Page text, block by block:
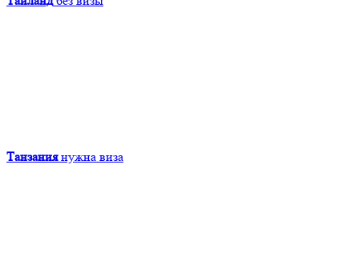
Танзания нужна виза